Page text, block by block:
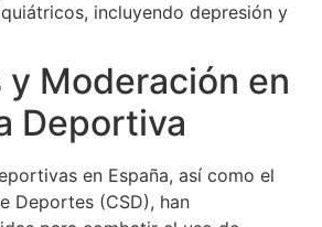
incluyendo depresión y
Moderación en
Deportiva
en España, así como el
Deportes (CSD), han